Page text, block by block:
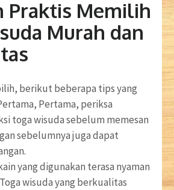
Praktis Memilih
Murah dan
berikut beberapa tips yang
Pertama, periksa
toga wisuda sebelum memesan
sebelumnya juga dapat
yang digunakan terasa nyaman
wisuda yang berkualitas